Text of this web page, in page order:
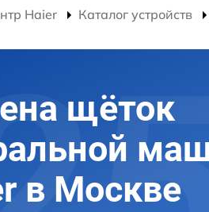
Haier Каталог устройств
щёток
в Москве